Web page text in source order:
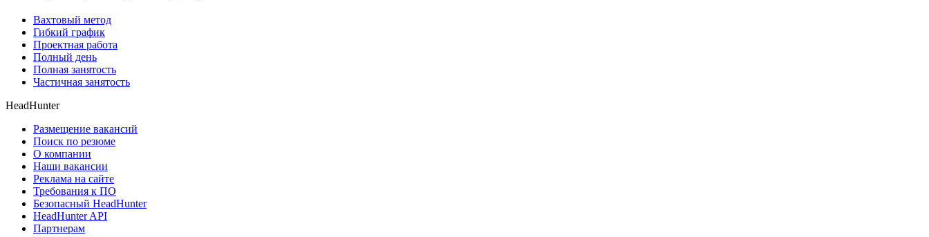
Вахтовый метод
Гибкий график
Проектная работа
Полный день
Полная занятость
Частичная занятость
HeadHunter
Размещение вакансий
Поиск по резюме
О компании
Наши вакансии
Реклама на сайте
Требования к ПО
Безопасный HeadHunter
HeadHunter API
Партнерам